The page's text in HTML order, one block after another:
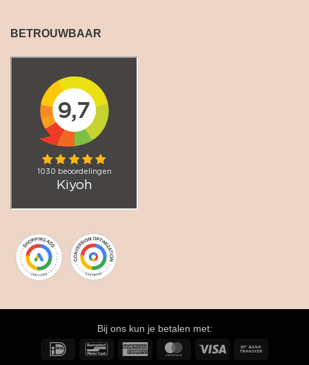
BETROUWBAAR
Bij ons kun je betalen met:
IDeal
BancontactAmerican
MasterCardVisa